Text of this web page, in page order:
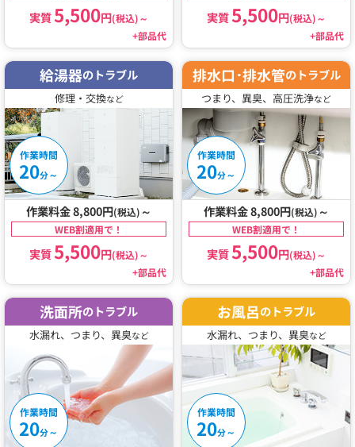
実質5,500円(税込)～
+部品代
実質5,500円(税込)～
+部品代
給湯器のトラブル
修理・交換など
作業時間
20分～
作業料金 8,800円(税込) ～
WEB割適用で！
実質5,500円(税込)～
+部品代
排水口･排水管のトラブル
つまり、異臭、高圧洗浄など
作業時間
20分～
作業料金 8,800円(税込) ～
WEB割適用で！
実質5,500円(税込)～
+部品代
洗面所のトラブル
水漏れ、つまり、異臭など
作業時間
20分～
お風呂のトラブル
水漏れ、つまり、異臭など
作業時間
20分～